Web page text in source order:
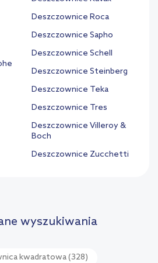
Deszczownice Roca
Deszczownice Sapho
Deszczownice Schell
Deszczownice Steinberg
Deszczownice Teka
Deszczownice Tres
Deszczownice Villeroy &
Boch
Deszczownice Zucchetti
wyszukiwania
kwadratowa(328)